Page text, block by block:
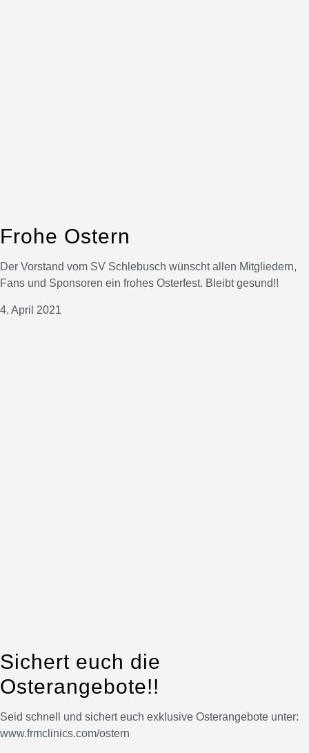
Frohe Ostern
Der Vorstand vom SV Schlebusch wünscht allen Mitgliedern,
Fans und Sponsoren ein frohes Osterfest. Bleibt gesund!!
4. April 2021
Sichert euch die
Osterangebote!!
Seid schnell und sichert euch exklusive Osterangebote unter:
www.frmclinics.com/ostern